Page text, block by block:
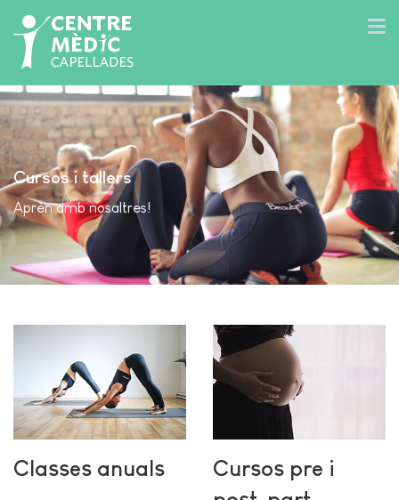
Cursos i tallers
Aprèn amb nosaltres!
Classes anuals
Cursos pre i